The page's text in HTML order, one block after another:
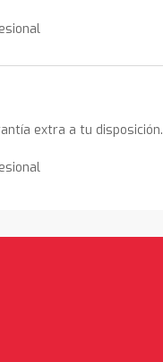
extra a tu disposición.